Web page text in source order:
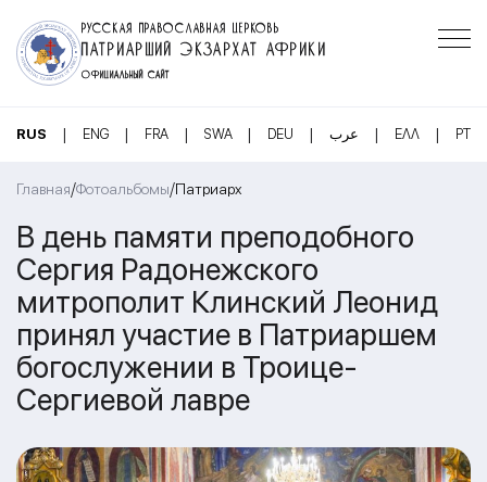
РУССКАЯ ПРАВОСЛАВНАЯ ЦЕРКОВЬ
ПАТРИАРШИЙ ЭКЗАРХАТ АФРИКИ
ОФИЦИАЛЬНЫЙ САЙТ
RUS | ENG | FRA | SWA | DEU | عرب | ΕΛΛ | PT
Главная/Фотоальбомы/Патриарх
В день памяти преподобного
Сергия Радонежского
митрополит Клинский Леонид
принял участие в Патриаршем
богослужении в Троице-
Сергиевой лавре